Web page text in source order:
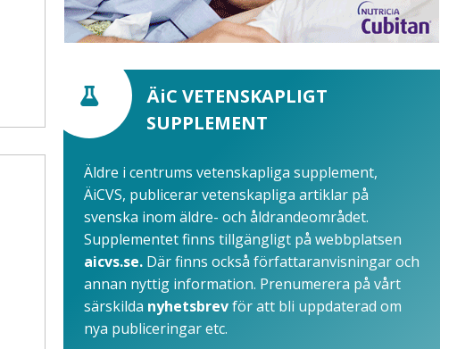
ÄiC VETENSKAPLIGT
SUPPLEMENT
Äldre i centrums vetenskapliga supplement,
ÄiCVS, publicerar vetenskapliga artiklar på
svenska inom äldre- och åldrandeområdet.
Supplementet finns tillgängligt på webbplatsen
aicvs.se. Där finns också författaranvisningar och
annan nyttig information. Prenumerera på vårt
särskilda nyhetsbrevför att bli uppdaterad om
nya publiceringar etc.